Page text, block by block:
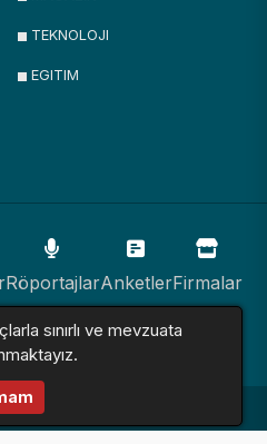
TEKNOLOJI
EGITIM
RöportajlarAnketlerFirmalar
İlanlarSitemap
Tüm Hakları Saklıdır.
sınırlı ve mevzuata